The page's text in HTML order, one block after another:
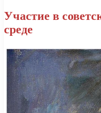
Участие в
среде